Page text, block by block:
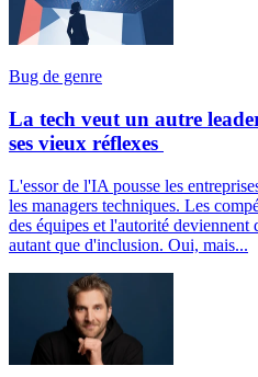
Bug de genre
La tech veut un autre
ses vieux réflexes
L'essor de l'IA pousse les
les managers techniques. Les
des équipes et l'autorité deviennent
autant que d'inclusion. Oui, mais...